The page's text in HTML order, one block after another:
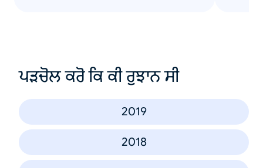
ਪੜਚੋਲ ਕਰੋ ਕਿ ਕੀ ਰੁਝਾਨ ਸੀ
2019
2018